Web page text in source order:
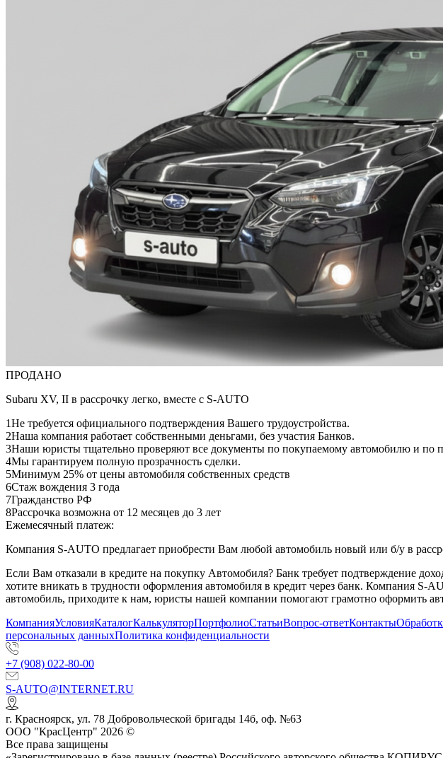
ПРОДАНО
Subaru XV, II в рассрочку легко, вместе с S-AUTO
1Не требуется официального подтверждения Вашего трудоустройства.
2Наша компания работает собственными деньгами, без участия Банков.
3Наши юристы тщательно проверяют все документы по покупаемому автомобилю и по
4Мы гарантируем полную прозрачность сделки.
5Минимум 25% от цены автомобиля собственных средств
6Стаж вождения 3 года
7Гражданство РФ
8Рассрочка возможна от 12 месяцев до 3 лет
Ежемесячный платеж:
Компания S-AUTO предлагает приобрести Вам любой автомобиль новый или б/у в
Если Вам отказали в кредите на покупку Автомобиля? Банк требует подтверждение
хотите вникать в трудности оформления автомобиля в кредит через банк. Компания
автомобиль, приходите к нам, юристы нашей компании помогают грамотно оформить
КомпанияУсловияКаталогКалькуляторПортфолиоСтатьиВопрос-ответКонтакты
персональных данныхПолитика конфиденциальности
+7 (908) 022-80-00
S-AUTO@INTERNET.RU
г. Красноярск, ул. 78 Добровольческой бригады 14б, оф. №63
ООО "КрасЦентр" 2026 ©
Все права защищены